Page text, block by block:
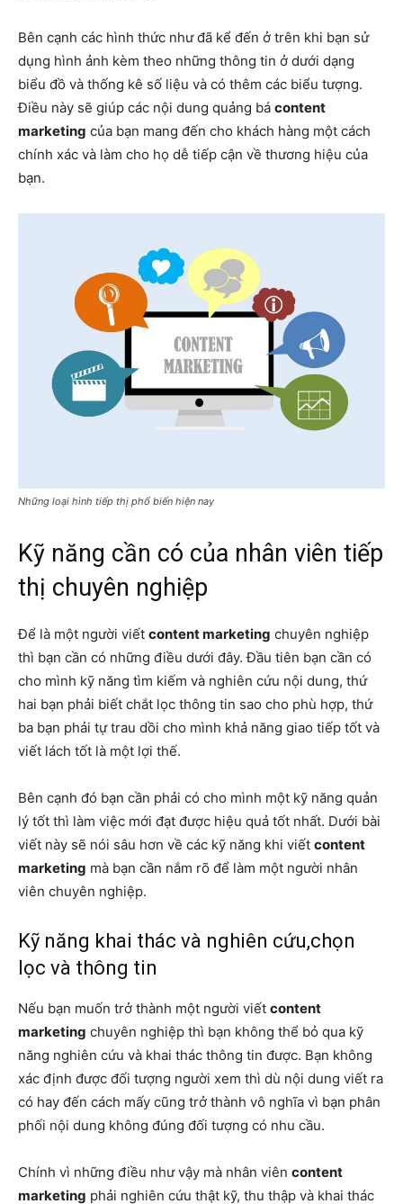
Bên cạnh các hình thức như đã kể đến ở trên khi bạn sử
dụng hình ảnh kèm theo những thông tin ở dưới dạng
biểu đồ và thống kê số liệu và có thêm các biểu tượng.
Điều này sẽ giúp các nội dung quảng bá content
marketing của bạn mang đến cho khách hàng một cách
chính xác và làm cho họ dễ tiếp cận về thương hiệu của
bạn.
Những loại hình tiếp thị phổ biến hiện nay
Kỹ năng cần có của nhân viên tiếp
thị chuyên nghiệp
Để là một người viết content marketing chuyên nghiệp
thì bạn cần có những điều dưới đây. Đầu tiên bạn cần có
cho mình kỹ năng tìm kiếm và nghiên cứu nội dung, thứ
hai bạn phải biết chắt lọc thông tin sao cho phù hợp, thứ
ba bạn phải tự trau dồi cho mình khả năng giao tiếp tốt và
viết lách tốt là một lợi thế.
Bên cạnh đó bạn cần phải có cho mình một kỹ năng quản
lý tốt thì làm việc mới đạt được hiệu quả tốt nhất. Dưới bài
viết này sẽ nói sâu hơn về các kỹ năng khi viết content
marketing mà bạn cần nắm rõ để làm một người nhân
viên chuyên nghiệp.
Kỹ năng khai thác và nghiên cứu,chọn
lọc và thông tin
Nếu bạn muốn trở thành một người viết content
marketing chuyên nghiệp thì bạn không thể bỏ qua kỹ
năng nghiên cứu và khai thác thông tin được. Bạn không
xác định được đối tượng người xem thì dù nội dung viết ra
có hay đến cách mấy cũng trở thành vô nghĩa vì bạn phân
phối nội dung không đúng đối tượng có nhu cầu.
Chính vì những điều như vậy mà nhân viên content
marketing phải nghiên cứu thật kỹ, thu thập và khai thác